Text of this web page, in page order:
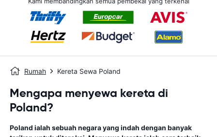
Rumah Kereta Sewa Poland
Mengapa menyewa kereta di
Poland?
Poland ialah sebuah negara yang indah dengan banyak